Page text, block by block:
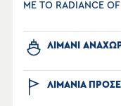
ΜΕ ΤΟ RADIANCE OF
ΛΙΜΑΝΙ
ΛΙΜΑΝΙΑ